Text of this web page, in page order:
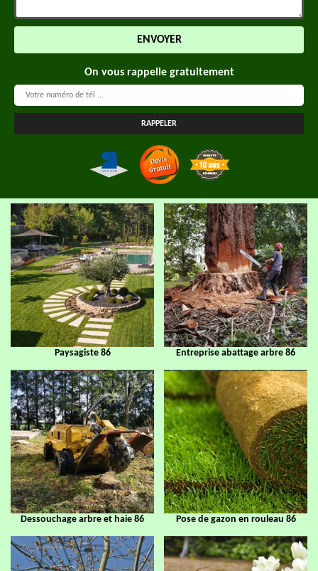
On vous rappelle gratuitement
Paysagiste 86 Entreprise abattage arbre 86
Dessouchage arbre et haie 86 Pose de gazon en rouleau 86